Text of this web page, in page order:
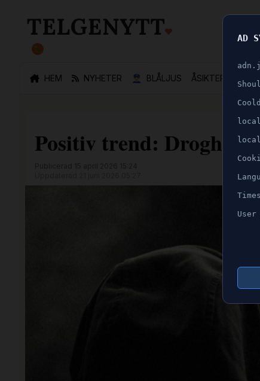
HEM NYHETER 👮🏻‍♂️ BLÅLJUS ÅSIKTER SPORT
Positiv trend:
AD
User